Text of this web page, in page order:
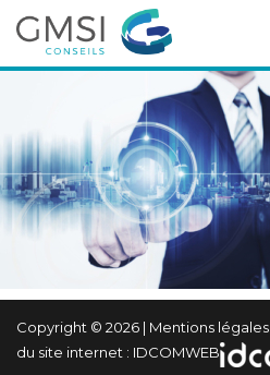
Copyright © 2026 | Mentions légales
du site internet : IDCOMWEB